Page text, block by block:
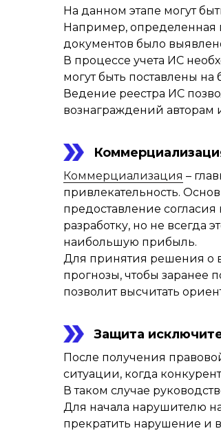
На данном этапе могут
Например, определенная
документов было
В процессе учета ИС
могут быть поставлены
Ведение реестра ИС
вознаграждений авторам
Коммерциализация –
привлекательность.
предоставление
разработку, но не
наибольшую прибыль.
Для принятия решения о
прогнозы, чтобы заранее
позволит высчитать
Защита
После получения
ситуации, когда
В таком случае
Для начала нарушителю
прекратить нарушение и